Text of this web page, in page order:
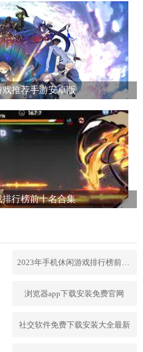
推荐手游安卓版
排行榜前十名合集
2023年手机休闲游戏排行榜前十名
浏览器app下载安装免费官网
社交软件免费下载安装大全最新